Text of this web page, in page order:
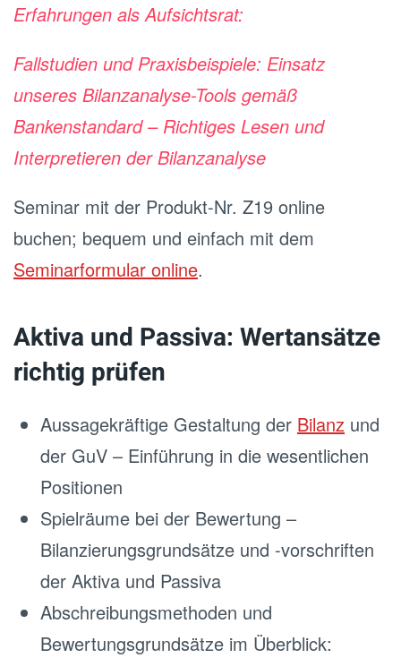
Erfahrungen als Aufsichtsrat:
Fallstudien und Praxisbeispiele: Einsatz
unseres Bilanzanalyse-Tools gemäß
Bankenstandard – Richtiges Lesen und
Interpretieren der Bilanzanalyse
Seminar mit der Produkt-Nr. Z19 online
buchen; bequem und einfach mit dem
Seminarformular online.
Aktiva und Passiva: Wertansätze
richtig prüfen
Aussagekräftige Gestaltung der Bilanz und
der GuV – Einführung in die wesentlichen
Positionen
Spielräume bei der Bewertung –
Bilanzierungsgrundsätze und -vorschriften
der Aktiva und Passiva
Abschreibungsmethoden und
Bewertungsgrundsätze im Überblick: